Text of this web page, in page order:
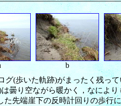
b
グ(歩いた軌跡)がまったく残っ
は曇り空ながら暖かく，なによ
た先端崖下の反時計回りの歩行